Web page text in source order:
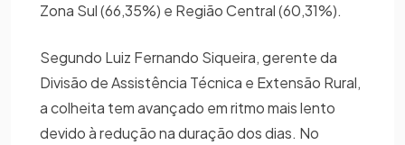
Zona Sul (66,35%) e Região Central (60,31%).
Segundo Luiz Fernando Siqueira, gerente da
Divisão de Assistência Técnica e Extensão Rural,
a colheita tem avançado em ritmo mais lento
devido à redução na duração dos dias. No